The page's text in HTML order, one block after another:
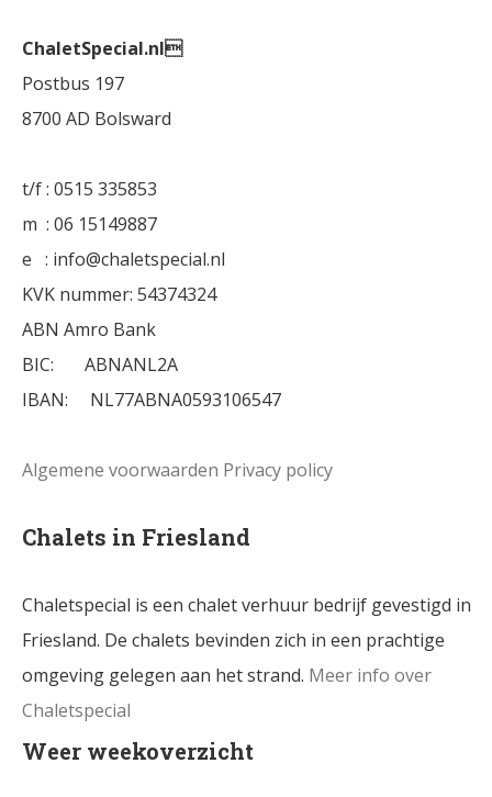
ChaletSpecial.nl
Postbus 197
8700 AD Bolsward
t/f : 0515 335853
m : 06 15149887
e : info@chaletspecial.nl
KVK nummer: 54374324
ABN Amro Bank
BIC: ABNANL2A
IBAN: NL77ABNA0593106547
Algemene voorwaarden Privacy policy
Chalets in Friesland
Chaletspecial is een chalet verhuur bedrijf gevestigd in
Friesland. De chalets bevinden zich in een prachtige
omgeving gelegen aan het strand. Meer info over
Chaletspecial
Weer weekoverzicht